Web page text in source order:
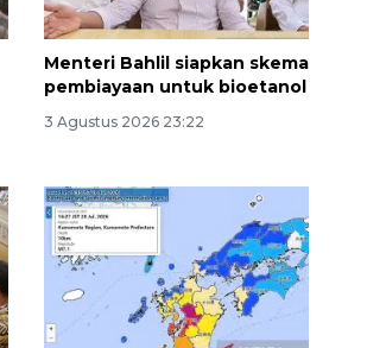
Menteri Bahlil siapkan skema
pembiayaan untuk bioetanol
3 Agustus 2026 23:22